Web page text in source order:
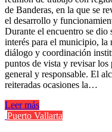
de Banderas, en la que se
el desarrollo y
Durante el encuentro se dio
interés para el municipio, la
diálogo y coordinación
puntos de vista y revisar los
general y responsable. El
reiteradas ocasiones la…
Leer más
Puerto Vallarta